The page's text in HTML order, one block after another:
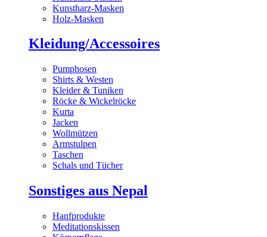
Kunstharz-Masken
Holz-Masken
Kleidung/Accessoires
Pumphosen
Shirts & Westen
Kleider & Tuniken
Röcke & Wickelröcke
Kurta
Jacken
Wollmützen
Armstulpen
Taschen
Schals und Tücher
Sonstiges aus Nepal
Hanfprodukte
Meditationskissen